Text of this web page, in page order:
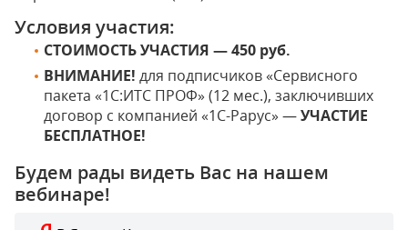
Условия участия:
СТОИМОСТЬ УЧАСТИЯ — 450 руб.
ВНИМАНИЕ! для подписчиков «Сервисного
пакета «1С:ИТС ПРОФ» (12 мес.), заключивших
договор с компанией «1С-Рарус» —УЧАСТИЕ
БЕСПЛАТНОЕ!
Будем рады видеть Вас на нашем
вебинаре!